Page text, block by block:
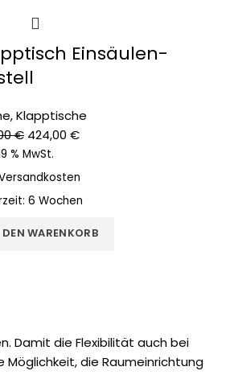
Einsäulen-
,Klapptische
€ 424,00 €
% MwSt.
6 Wochen
WARENKORB
Damit die Flexibilität auch bei
die Raumeinrichtung